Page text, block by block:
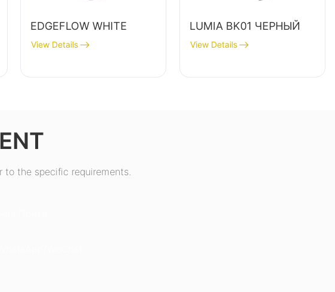
EDGEFLOW WHITE
View Details
LUMIA BK01 ЧЕРНЫЙ
View Details
the specific requirements.